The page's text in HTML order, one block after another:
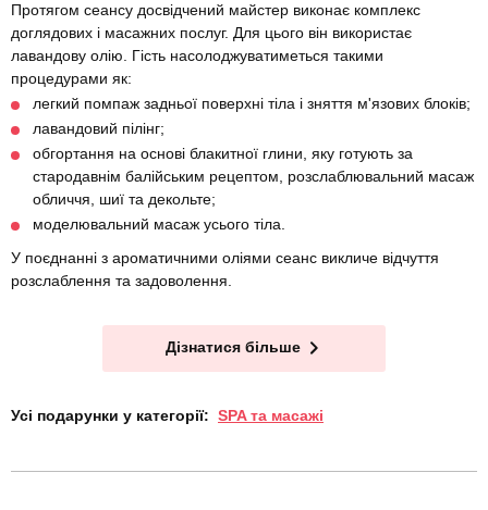
Протягом сеансу досвідчений майстер виконає комплекс
доглядових і масажних послуг. Для цього він використає
лавандову олію. Гість насолоджуватиметься такими
процедурами як:
легкий помпаж задньої поверхні тіла і зняття м'язових блоків;
лавандовий пілінг;
обгортання на основі блакитної глини, яку готують за
стародавнім балійським рецептом, розслаблювальний масаж
обличчя, шиї та декольте;
моделювальний масаж усього тіла.
У поєднанні з ароматичними оліями сеанс викличе відчуття
розслаблення та задоволення.
Дізнатися більше
Усі подарунки у категорії: SPA та масажі